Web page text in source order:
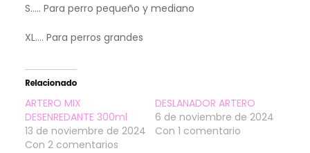
S….. Para perro pequeño y mediano
XL…. Para perros grandes
Relacionado
ARTERO MIX
DESENREDANTE 300ml
13 de noviembre de 2024
Con 2 comentarios
DESLANADOR ARTERO
6 de noviembre de 2024
Con 1 comentario